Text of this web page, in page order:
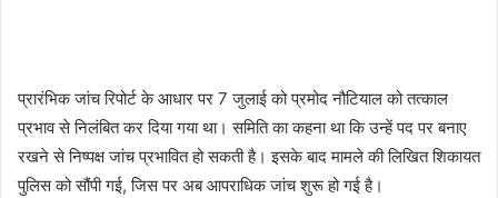
प्रारंभिक जांच रिपोर्ट के आधार पर 7 जुलाई को प्रमोद नौटियाल को तत्काल
प्रभाव से निलंबित कर दिया गया था। समिति का कहना था कि उन्हें पद पर बनाए
रखने से निष्पक्ष जांच प्रभावित हो सकती है। इसके बाद मामले की लिखित शिकायत
पुलिस को सौंपी गई, जिस पर अब आपराधिक जांच शुरू हो गई है।